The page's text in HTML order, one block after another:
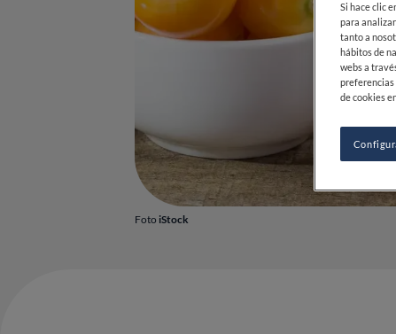
Foto iStock
Si hace clic
para
tanto a
hábitos de
webs a
preferencias
de cookies